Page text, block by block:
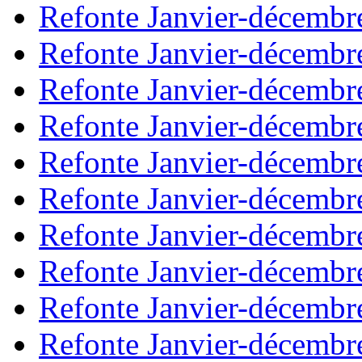
Refonte Janvier-
Refonte Janvier-
Refonte Janvier-
Refonte Janvier-
Refonte Janvier-
Refonte Janvier-
Refonte Janvier-
Refonte Janvier-
Refonte Janvier-
Refonte Janvier-